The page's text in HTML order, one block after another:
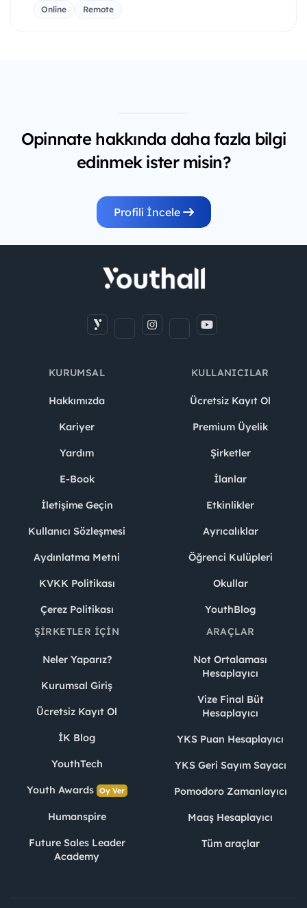
Online Remote
Opinnate hakkında daha fazla bilgi
edinmek ister misin?
Profili İncele
KURUMSAL
Hakkımızda
Kariyer
Yardım
E-Book
İletişime Geçin
Kullanıcı Sözleşmesi
Aydınlatma Metni
KVKK Politikası
Çerez Politikası
KULLANICILAR
Ücretsiz Kayıt Ol
Premium Üyelik
Şirketler
İlanlar
Etkinlikler
Ayrıcalıklar
Öğrenci Kulüpleri
Okullar
YouthBlog
ŞIRKETLER İÇIN
Neler Yaparız?
Kurumsal Giriş
Ücretsiz Kayıt Ol
İK Blog
YouthTech
Youth Awards Oy Ver
Humanspire
Future Sales Leader
Academy
ARAÇLAR
Not Ortalaması
Hesaplayıcı
Vize Final Büt
Hesaplayıcı
YKS Puan Hesaplayıcı
YKS Geri Sayım Sayacı
Pomodoro Zamanlayıcı
Maaş Hesaplayıcı
Tüm araçlar